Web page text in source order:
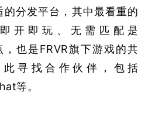
的分发平台，其中最看重的
开即玩、无需匹配是
，也是FRVR旗下游戏的共
此寻找合作伙伴，包括
等。